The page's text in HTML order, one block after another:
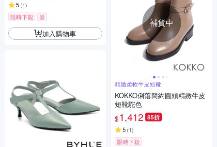
5 (1)
限時下殺 券
加入購物車
補貨中
精緻柔軟牛皮短靴
KOKKO俐落簡約圓頭精緻牛皮
短靴駝色
$1,412 85折
5 (1)
限時下殺